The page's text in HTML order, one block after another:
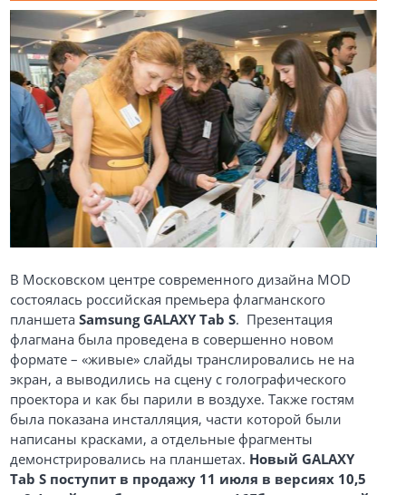
В Московском центре современного дизайна MOD
состоялась российская премьера флагманского
планшетаSamsung GALAXY Tab S. Презентация
флагмана была проведена в совершенно новом
формате – «живые» слайды транслировались не на
экран, а выводились на сцену с голографического
проектора и как бы парили в воздухе. Также гостям
была показана инсталляция, части которой были
написаны красками, а отдельные фрагменты
демонстрировались на планшетах. Новый GALAXY
Tab S поступит в продажу 11 июля в версиях 10,5